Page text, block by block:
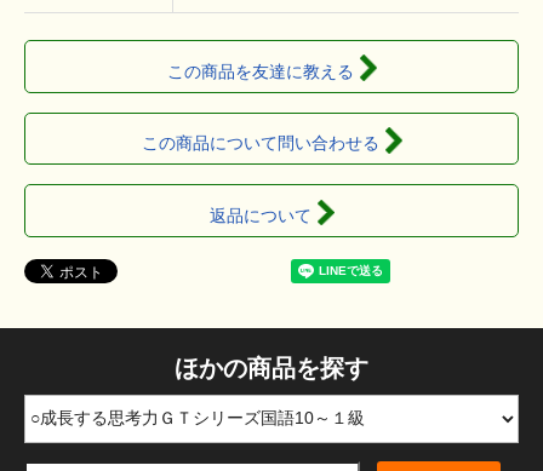
この商品を友達に教える
この商品について問い合わせる
返品について
ほかの商品を探す